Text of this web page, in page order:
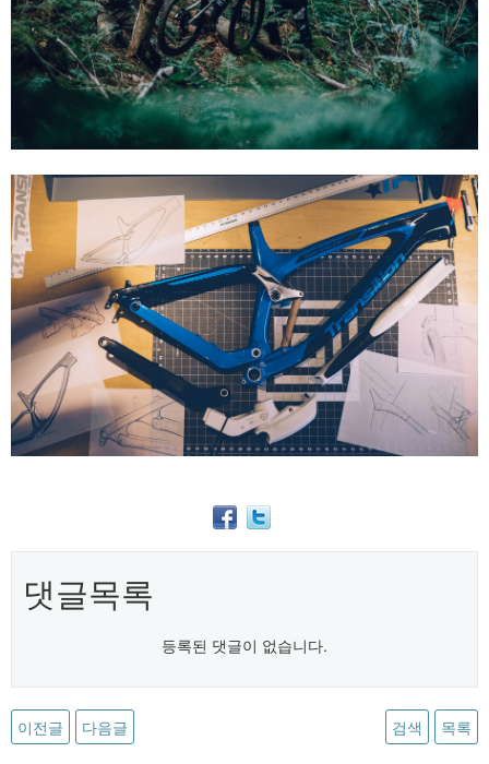
댓글목록
등록된 댓글이 없습니다.
이전글 다음글 검색 목록